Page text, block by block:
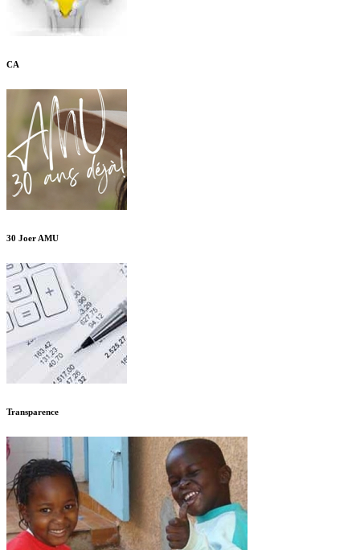
CA
30 Joer AMU
Transparence